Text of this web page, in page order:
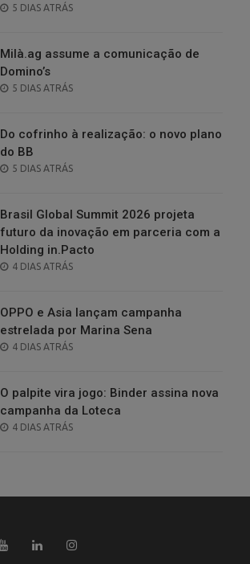
POSTED
5 DIAS ATRÁS
Milà.ag assume a comunicação de
Domino’s
POSTED
5 DIAS ATRÁS
Do cofrinho à realização: o novo plano
do BB
POSTED
5 DIAS ATRÁS
Brasil Global Summit 2026 projeta
futuro da inovação em parceria com a
Holding in.Pacto
POSTED
4 DIAS ATRÁS
OPPO e Asia lançam campanha
estrelada por Marina Sena
POSTED
4 DIAS ATRÁS
O palpite vira jogo: Binder assina nova
campanha da Loteca
POSTED
4 DIAS ATRÁS